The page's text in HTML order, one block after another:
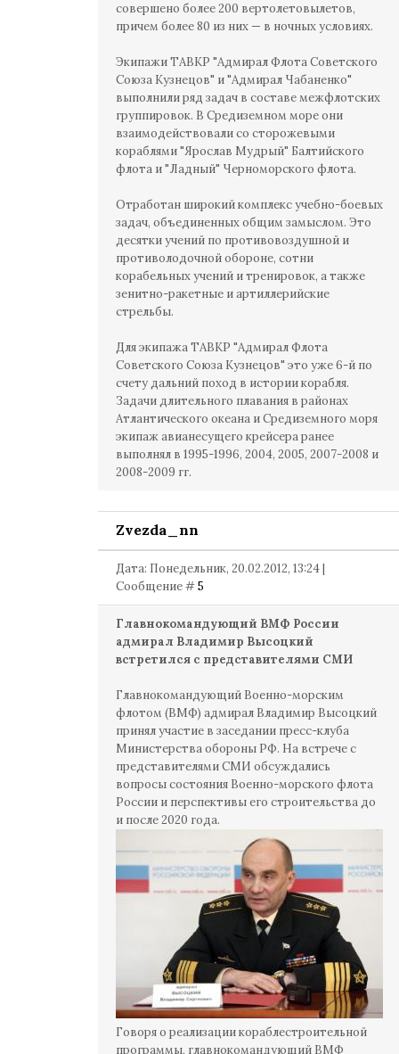
совершено более 200 вертолетовылетов,
причем более 80 из них — в ночных условиях.
Экипажи ТАВКР "Адмирал Флота Советского
Союза Кузнецов" и "Адмирал Чабаненко"
выполнили ряд задач в составе межфлотских
группировок. В Средиземном море они
взаимодействовали со сторожевыми
кораблями "Ярослав Мудрый" Балтийского
флота и "Ладный" Черноморского флота.
Отработан широкий комплекс учебно-боевых
задач, объединенных общим замыслом. Это
десятки учений по противовоздушной и
противолодочной обороне, сотни
корабельных учений и тренировок, а также
зенитно-ракетные и артиллерийские
стрельбы.
Для экипажа ТАВКР "Адмирал Флота
Советского Союза Кузнецов" это уже 6-й по
счету дальний поход в истории корабля.
Задачи длительного плавания в районах
Атлантического океана и Средиземного моря
экипаж авианесущего крейсера ранее
выполнял в 1995-1996, 2004, 2005, 2007-2008 и
2008-2009 гг.
Zvezda_nn
Дата: Понедельник, 20.02.2012, 13:24 |
Сообщение #5
Главнокомандующий ВМФ России
адмирал Владимир Высоцкий
встретился с представителями СМИ
Главнокомандующий Военно-морским
флотом (ВМФ) адмирал Владимир Высоцкий
принял участие в заседании пресс-клуба
Министерства обороны РФ. На встрече с
представителями СМИ обсуждались
вопросы состояния Военно-морского флота
России и перспективы его строительства до
и после 2020 года.
Говоря о реализации кораблестроительной
программы, главнокомандующий ВМФ